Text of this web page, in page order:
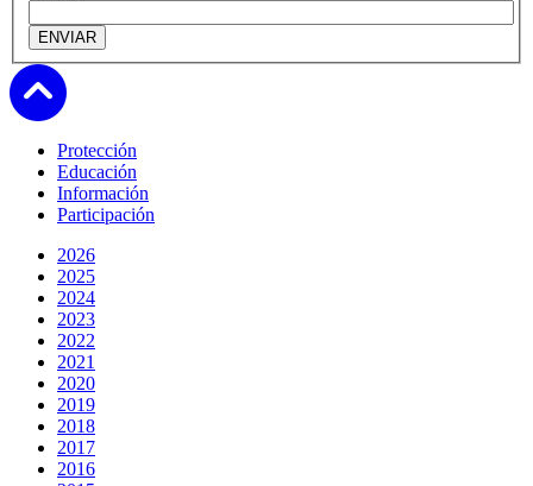
Protección
Educación
Información
Participación
2026
2025
2024
2023
2022
2021
2020
2019
2018
2017
2016